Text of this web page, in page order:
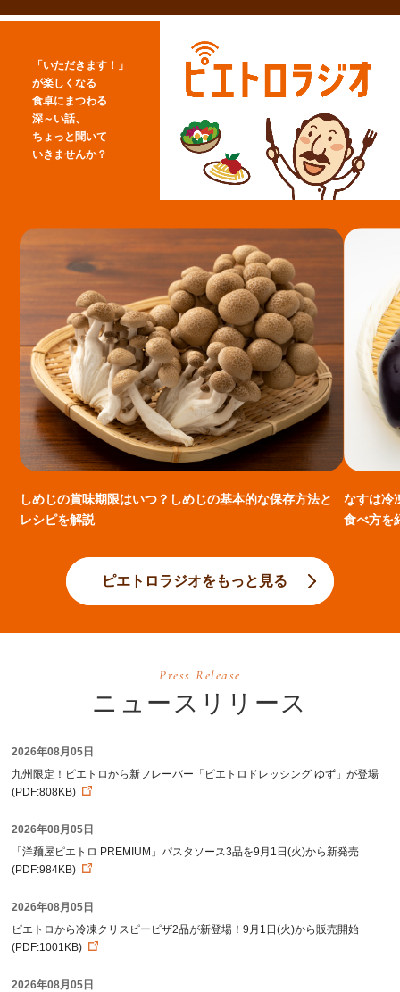
しめじの賞味期限はいつ？しめじの基本的な保存方法と
レシピを解説
なすは冷
食べ方を
ピエトロラジオをもっと見る
「いただきます！」
が楽しくなる
食卓にまつわる
深～い話、
ちょっと聞いて
いきませんか？
Press Release
ニュースリリース
2026年08月05日
九州限定！ピエトロから新フレーバー「ピエトロドレッシング ゆず」が登場
(PDF:808KB)
2026年08月05日
「洋麺屋ピエトロ PREMIUM」パスタソース3品を9月1日(火)から新発売
(PDF:984KB)
2026年08月05日
ピエトロから冷凍クリスピーピザ2品が新登場！9月1日(火)から販売開始
(PDF:1001KB)
2026年08月05日